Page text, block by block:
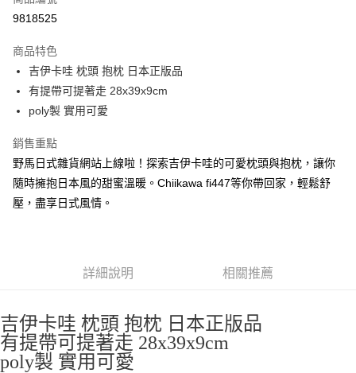
信用卡分期付款
合作金庫商業銀行
華南商業銀行
上海商業儲蓄銀行
國泰世華商業銀行
匯豐（台灣）商業銀行
聯邦商業銀行
遠東國際商業銀行
元大商業銀行
永豐商業銀行
台新國際商業銀行
超商取貨付款
LINE Pay
街口支付
悠遊付
Google Pay
每筆NT$65，滿NT$999(含以上)免運費
付款後全家取貨
9818525
商品特色
吉伊卡哇 枕頭 抱枕 日本正版品
有提帶可提著走 28x39x9cm
poly製 實用可愛
銷售重點
野馬日式雜貨網站上線啦！探索吉伊卡哇的可愛枕頭與抱枕，讓你
隨時擁抱日本風的甜蜜溫暖。Chiikawa fi447等你帶回家，輕鬆舒
壓，盡享日式風情。
詳細說明 相關推薦
吉伊卡哇 枕頭 抱枕 日本正版品
有提帶可提著走 28x39x9cm
poly製 實用可愛